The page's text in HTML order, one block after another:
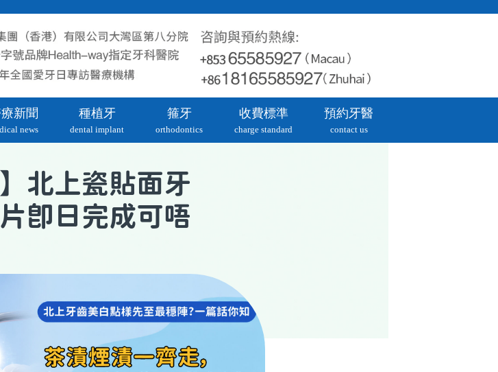
新聞
news
種植牙
dental implant
箍牙
orthodontics
收費標準
charge standard
預約牙醫
contact us
】北上瓷貼面牙
即日完成可唔